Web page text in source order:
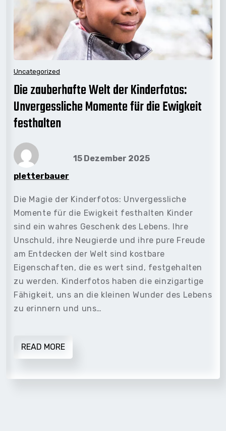
Uncategorized
Die zauberhafte Welt der Kinderfotos:
Unvergessliche Momente für die Ewigkeit
festhalten
pletterbauer
15 Dezember 2025
Die Magie der Kinderfotos: Unvergessliche
Momente für die Ewigkeit festhalten Kinder
sind ein wahres Geschenk des Lebens. Ihre
Unschuld, ihre Neugierde und ihre pure Freude
am Entdecken der Welt sind kostbare
Eigenschaften, die es wert sind, festgehalten
zu werden. Kinderfotos haben die einzigartige
Fähigkeit, uns an die kleinen Wunder des Lebens
zu erinnern und uns…
READ MORE